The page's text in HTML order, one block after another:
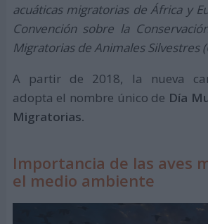
acuáticas migratorias de África y
Convención sobre la
Migratorias de Animales Silvestres (
A partir de 2018, la nueva
adopta el nombre único de Día
Migratorias.
Importancia de las aves
el medio ambiente